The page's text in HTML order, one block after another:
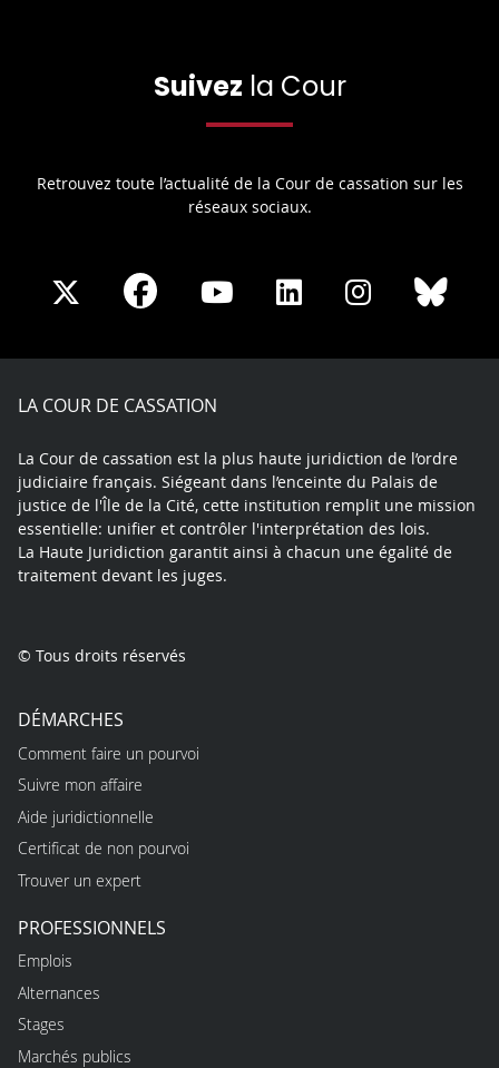
Suivez la Cour
Retrouvez toute l’actualité de la Cour de cassation sur les
réseaux sociaux.
Share
X
Share
Facebook
Share
Youtube
Share
LinkedIn
Share
Instagram
LA COUR DE CASSATION
La Cour de cassation est la plus haute juridiction de l’ordre
judiciaire français. Siégeant dans l’enceinte du Palais de
justice de l'Île de la Cité, cette institution remplit une mission
essentielle: unifier et contrôler l'interprétation des lois.
La Haute Juridiction garantit ainsi à chacun une égalité de
traitement devant les juges.
© Tous droits réservés
DÉMARCHES
Comment faire un pourvoi
Suivre mon affaire
Aide juridictionnelle
Certificat de non pourvoi
Trouver un expert
PROFESSIONNELS
Emplois
Alternances
Stages
Marchés publics